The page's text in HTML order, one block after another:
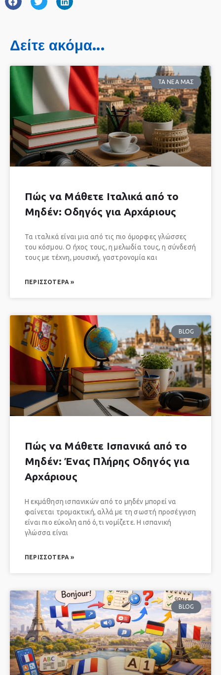
Δείτε ακόμα...
ΤΑ ΝΕΑ ΜΑΣ
Πώς να Μάθετε Ιταλικά από το
Μηδέν: Οδηγός για Αρχάριους
Τα ιταλικά είναι μια από τις πιο όμορφες γλώσσες
του κόσμου. Ο ήχος τους, η μελωδία τους, η σύνδεσή
τους με τέχνη, μουσική, γαστρονομία και
ΠΕΡΙΣΣΌΤΕΡΑ »
BLOG
Πώς να Μάθετε Ισπανικά από το
Μηδέν: Ένας Πλήρης Οδηγός για
Αρχάριους
Η εκμάθηση ισπανικών από το μηδέν μπορεί να
φαίνεται τρομακτική, αλλά με τη σωστή προσέγγιση
είναι πιο εύκολη από ό,τι νομίζετε. Η ισπανική
γλώσσα είναι
ΠΕΡΙΣΣΌΤΕΡΑ »
BLOG